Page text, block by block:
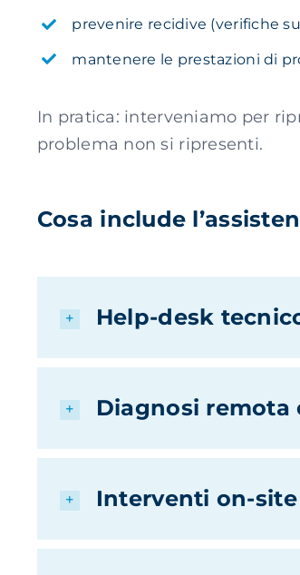
prevenire recidive (verifiche
mantenere le prestazioni di
In pratica: interveniamo per
problema non si ripresenti.
Cosa include
Help-desk
Diagnosi
Interventi on-